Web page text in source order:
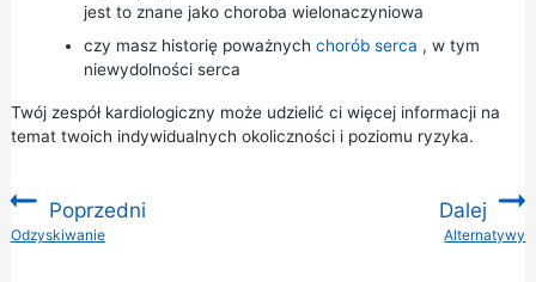
jest to znane jako choroba wielonaczyniowa
czy masz historię poważnych chorób serca , w tym
niewydolności serca
Twój zespół kardiologiczny może udzielić ci więcej informacji na
temat twoich indywidualnych okoliczności i poziomu ryzyka.
Poprzedni
:Odzyskiwanie
Dalej
Alternatywy